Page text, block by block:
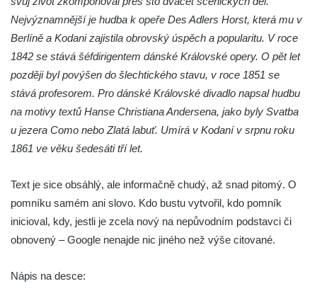
Památník Otokara Mokrého v parku Na
Sadech v Českých Budějovicích
Socha Civilizovaní na Husově třídě v
Českých Budějovicích
Socha svatého Jana Nepomuckého Na
Sadech u Mlýnské stoky v Českých
Sochy brouků u Mlýnské stoky v Českých
Budějovicích
Socha svatého Vincence Ferrerského na
nádvoří kláštera dominikánů v Českých
Nejvýznamnější je hudba k opeře Des Adlers Horst, která mu v
Berlíně a Kodani zajistila obrovský úspěch a popularitu. V roce
1842 se stává šéfdirigentem dánské Královské opery. O pět let
později byl povýšen do šlechtického stavu, v roce 1851 se
stává profesorem. Pro dánské Královské divadlo napsal hudbu
na motivy textů Hanse Christiana Andersena, jako byly Svatba
u jezera Como nebo Zlatá labuť. Umírá v Kodaní v srpnu roku
1861 ve věku šedesáti tří let.
Text je sice obsáhlý, ale informačně chudý, až snad pitomý. O
pomníku samém ani slovo. Kdo bustu vytvořil, kdo pomník
inicioval, kdy, jestli je zcela nový na nepůvodním podstavci či
obnovený – Google nenajde nic jiného než výše citované.
Nápis na desce: